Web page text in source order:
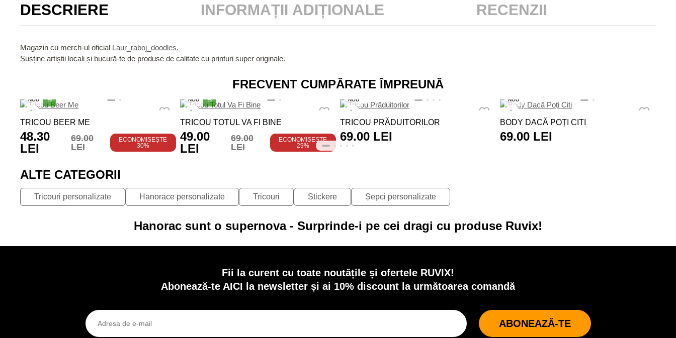
DESCRIERE INFORMAȚII ADIȚIONALE RECENZII
Magazin cu merch-ul oficial Laur_raboj_doodles.
Susține artiștii locali și bucură-te de produse de calitate cu printuri super originale.
FRECVENT CUMPĂRATE ÎMPREUNĂ
NOU %
TRICOU BEER ME
48.30
LEI
69.00
LEI
ECONOMISEȘTE
30%
NOU %
TRICOU TOTUL VA FI BINE
49.00
LEI
69.00
LEI
ECONOMISEȘTE
29%
NOU
TRICOU PRĂDUITORILOR
69.00 LEI
NOU
BODY DACĂ POȚI CITI
69.00 LEI
ALTE CATEGORII
Tricouri personalizate Hanorace personalizate Tricouri Stickere Șepci personalizate
Hanorac sunt o supernova - Surprinde-i pe cei dragi cu produse Ruvix!
Fii la curent cu toate noutățile și ofertele RUVIX!
Abonează-te AICI la newsletter și ai 10% discount la următoarea comandă
ABONEAZĂ-TE